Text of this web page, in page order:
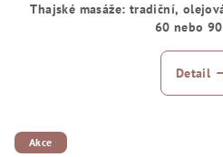
Thajské masáže: tradiční,
60 nebo
Detail
Akce